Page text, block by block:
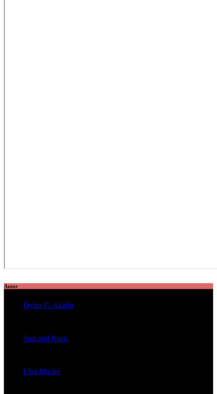
Autor
Dylan C. Akalin
Jazz and Rock
Lina Macke